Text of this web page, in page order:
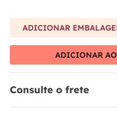
ADICIONAR
ADICIONAR
Consulte o frete